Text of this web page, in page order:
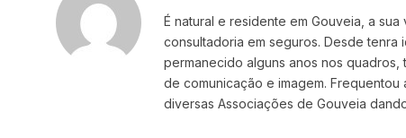
É natural e residente em Gouveia, a
consultadoria em seguros. Desde
permanecido alguns anos nos
de comunicação e imagem.
diversas Associações de Gouveia